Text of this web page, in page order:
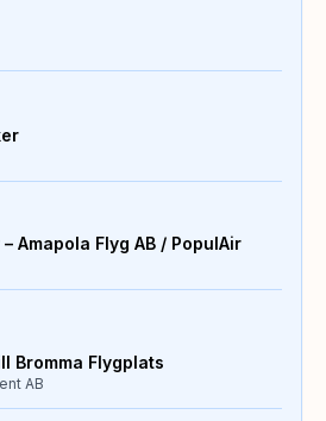
Amapola Flyg AB / PopulAir
Bromma Flygplats
AB